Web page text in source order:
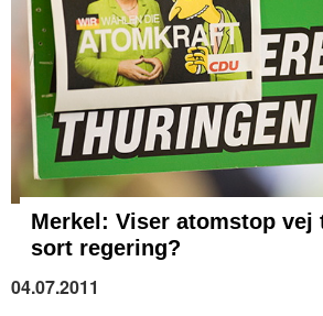
Merkel: Viser atomstop vej
sort regering?
04.07.2011